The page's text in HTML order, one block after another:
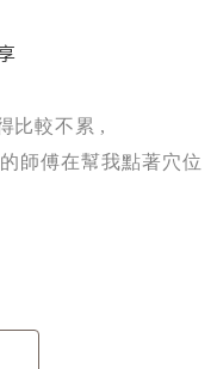
比較不累 ,
師傅在幫我點著穴位